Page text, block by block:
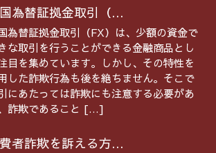
為替証拠金取引（...
為替証拠金取引（FX）は、少額の資金で
な取引を行うことができる金融商品とし
目を集めています。しかし、その特性を
した詐欺行為も後を絶ちません。そこで
にあたっては詐欺にも注意する必要があ
詐欺であること […]
者詐欺を訴える方...